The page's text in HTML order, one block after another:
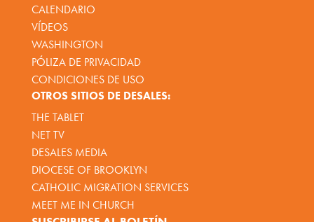
CALENDARIO
VÍDEOS
WASHINGTON
PÓLIZA DE PRIVACIDAD
CONDICIONES DE USO
OTROS SITIOS DE DESALES:
THE TABLET
NET TV
DESALES MEDIA
DIOCESE OF BROOKLYN
CATHOLIC MIGRATION SERVICES
MEET ME IN CHURCH